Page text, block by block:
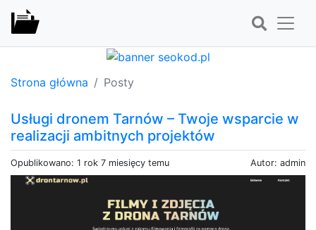
Strona główna Posty
Usługi dronem Tarnów – Twoje wsparcie w
realizacji ambitnych projektów
Opublikowano: 1 rok 7 miesięcy temu Autor: admin